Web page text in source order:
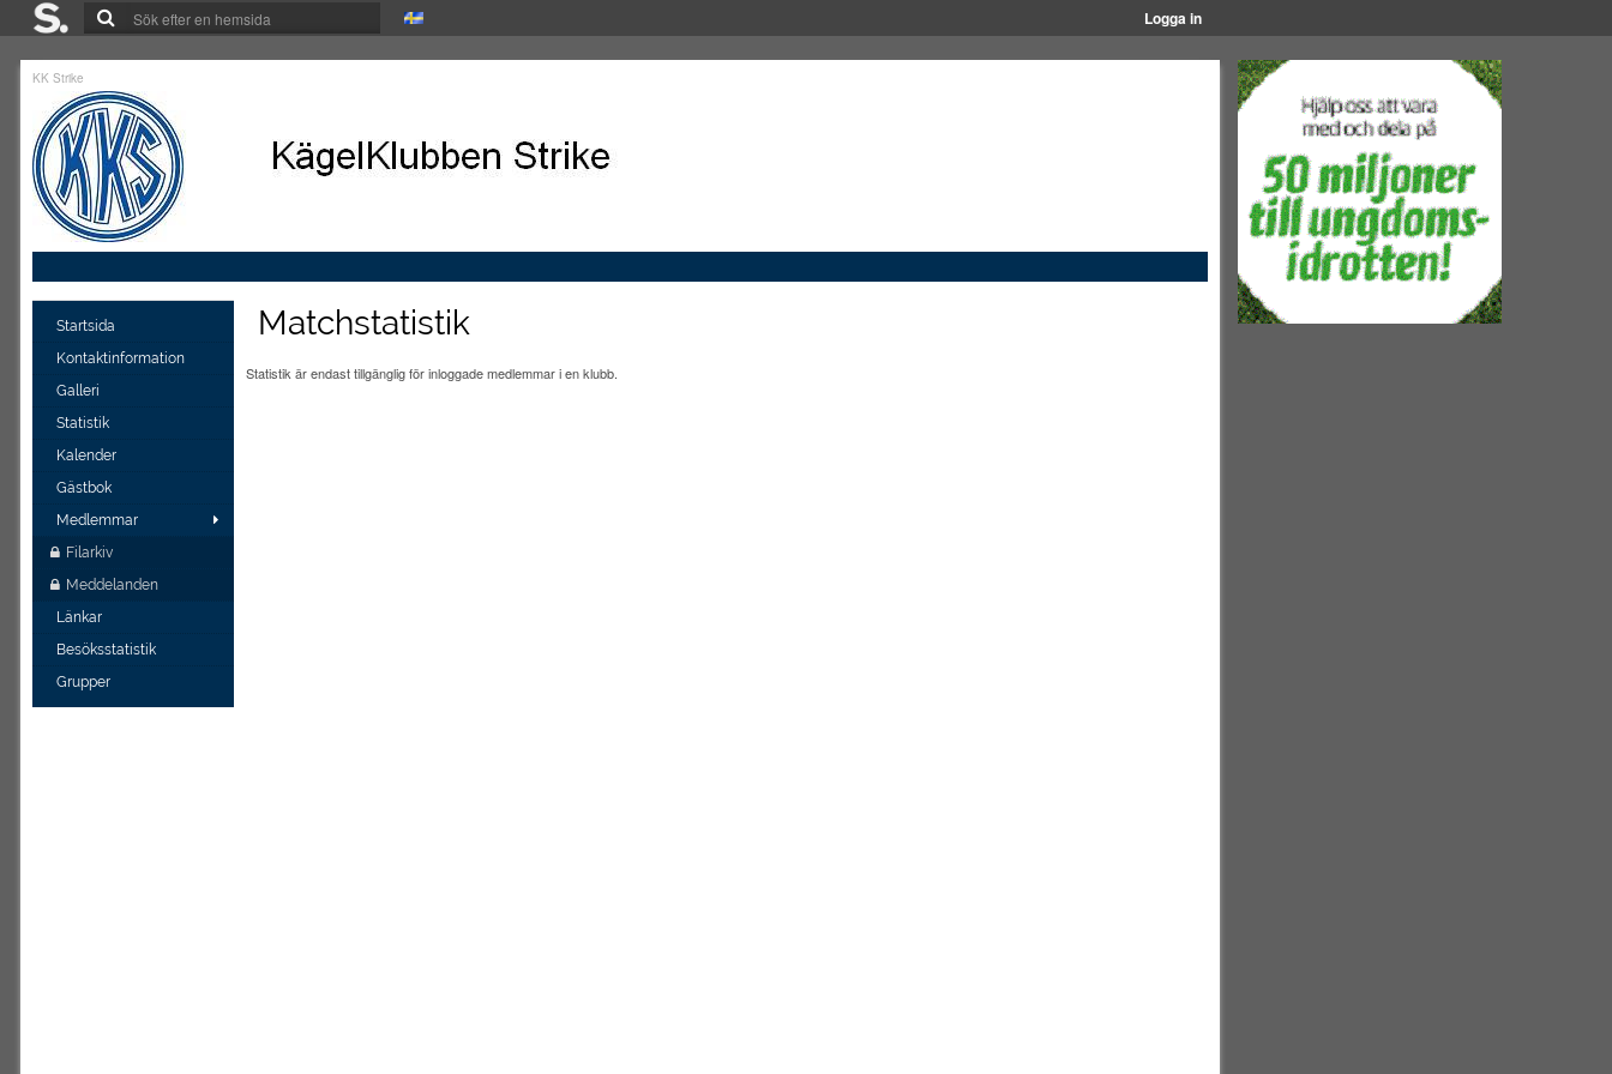
Logga in
KK Strike
Startsida
Kontaktinformation
Galleri
Statistik
Kalender
Gästbok
Medlemmar
Filarkiv
Meddelanden
Länkar
Besöksstatistik
Grupper
Matchstatistik
Statistik är endast tillgänglig för inloggade medlemmar i en klubb.